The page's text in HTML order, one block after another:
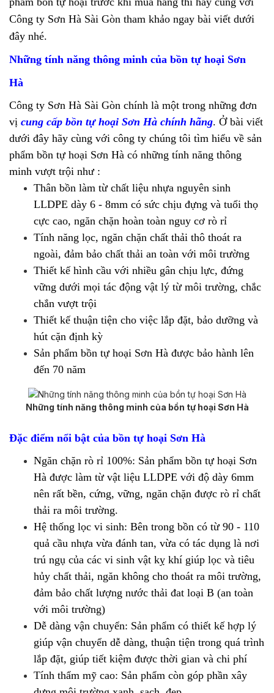
Công ty Sơn Hà Sài Gòn tham khảo ngay bài viết dưới
đây nhé.
Những tính năng thông minh của bồn tự hoại Sơn
Hà
Công ty Sơn Hà Sài Gòn chính là một trong những đơn
vị cung cấp bồn tự hoại Sơn Hà chính hãng. Ở bài viết
dưới đây hãy cùng với công ty chúng tôi tìm hiểu về sản
phẩm bồn tự hoại Sơn Hà có những tính năng thông
minh vượt trội như :
Thân bồn làm từ chất liệu nhựa nguyên sinh
LLDPE dày 6 - 8mm có sức chịu đựng và tuổi thọ
cực cao, ngăn chặn hoàn toàn nguy cơ rò rỉ
Tính năng lọc, ngăn chặn chất thải thô thoát ra
ngoài, đảm bảo chất thải an toàn với môi trường
Thiết kế hình cầu với nhiều gân chịu lực, đứng
vững dưới mọi tác động vật lý từ môi trường, chắc
chắn vượt trội
Thiết kế thuận tiện cho việc lắp đặt, bảo dưỡng và
hút cặn định kỳ
Sản phẩm bồn tự hoại Sơn Hà được bảo hành lên
đến 70 năm
Những tính năng thông minh của bồn tự hoại Sơn Hà
Đặc điểm nổi bật của bồn tự hoại Sơn Hà
Ngăn chặn rò rỉ 100%: Sản phẩm bồn tự hoại Sơn
Hà được làm từ vật liệu LLDPE với độ dày 6mm
nên rất bền, cứng, vững, ngăn chặn được rò rỉ chất
thải ra môi trường.
Hệ thống lọc vi sinh: Bên trong bồn có từ 90 - 110
quả cầu nhựa vừa đánh tan, vừa có tác dụng là nơi
trú ngụ của các vi sinh vật kỵ khí giúp lọc và tiêu
hủy chất thải, ngăn không cho thoát ra môi trường,
đảm bảo chất lượng nước thải đat loại B (an toàn
với môi trường)
Dễ dàng vận chuyển: Sản phẩm có thiết kế hợp lý
giúp vận chuyển dễ dàng, thuận tiện trong quá trình
lắp đặt, giúp tiết kiệm được thời gian và chi phí
Tính thẩm mỹ cao: Sản phẩm còn góp phần xây